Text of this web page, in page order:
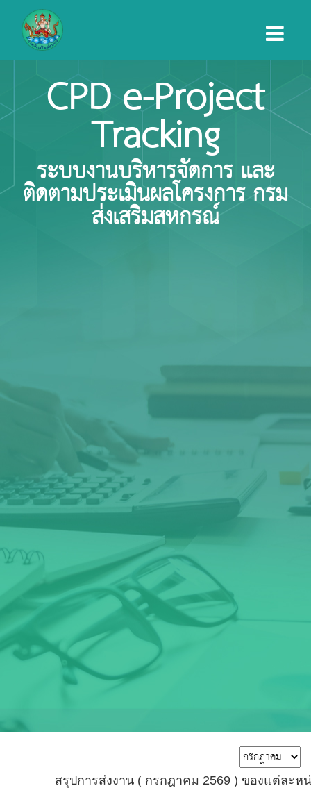
CPD e-Project
Tracking
ระบบงานบริหารจัดการ และ
ติดตามประเมินผลโครงการ กรม
ส่งเสริมสหกรณ์
สรุปการส่งงาน ( กรกฎาคม 2569 ) ของแต่ละหน่วยงาน
สรุปการส่งงาน ( กรกฎาคม 2569